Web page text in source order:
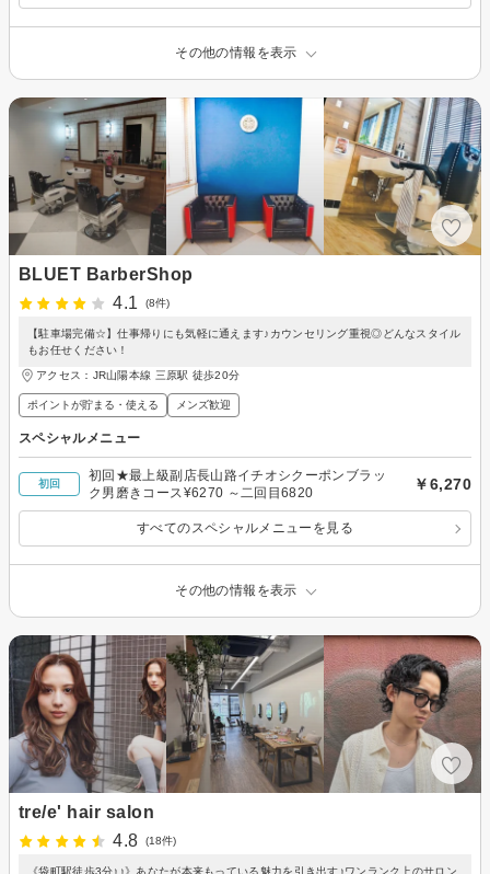
その他の情報を表示
BLUET BarberShop
4.1
(8件)
【駐車場完備☆】仕事帰りにも気軽に通えます♪カウンセリング重視◎どんなスタイル
もお任せください！
アクセス：JR山陽本線 三原駅 徒歩20分
ポイントが貯まる・使える メンズ歓迎
スペシャルメニュー
初回
初回★最上級副店長山路イチオシクーポンブラッ
ク男磨きコース¥6270 ～二回目6820
￥6,270
すべてのスペシャルメニューを見る
その他の情報を表示
tre/e' hair salon
4.8
(18件)